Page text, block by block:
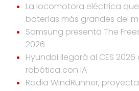
La locomotora eléctrica
baterías más grandes del
Samsung presenta The
2026
Hyundai llegará al CES
robótica con IA
Radia WindRunner,